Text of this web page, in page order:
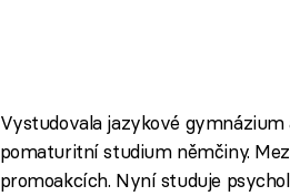
Vystudovala jazykové
pomaturitní studium němčiny.
promoakcích. Nyní studuje